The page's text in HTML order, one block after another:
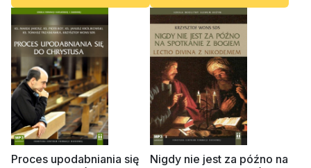
Proces upodabniania się
Nigdy nie jest za późno na